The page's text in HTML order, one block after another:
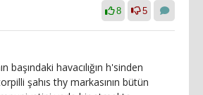
8 5
başındaki havacılığın h'sinden
şahıs thy markasının bütün